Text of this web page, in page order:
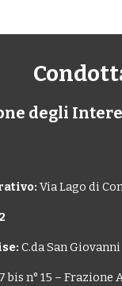
degli
Via Lago di
C.da San
bis n° 15 –